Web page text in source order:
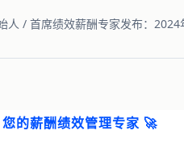
人 / 首席绩效薪酬专家发布：2024
的薪酬绩效管理专家 🚀